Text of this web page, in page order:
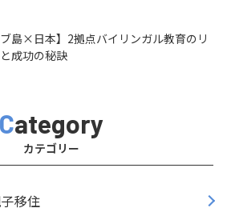
ブ島×日本】2拠点バイリンガル教育のリ
成功の秘訣
Category
カテゴリー
移住